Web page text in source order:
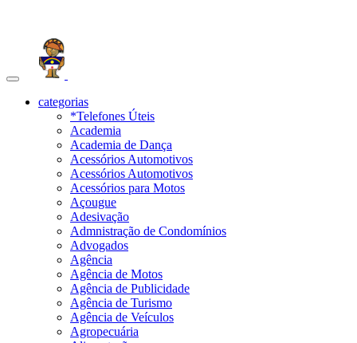
Toggle
navigationcategorias
*Telefones Úteis
Academia
Academia de Dança
Acessórios Automotivos
Acessórios Automotivos
Acessórios para Motos
Açougue
Adesivação
Admnistração de Condomínios
Advogados
Agência
Agência de Motos
Agência de Publicidade
Agência de Turismo
Agência de Veículos
Agropecuária